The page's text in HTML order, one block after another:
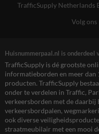
TrafficSupply Netherlands
Volg ons
Huisnummerpaal.nl is onderdeel
TrafficSupply is dé grootste
informatieborden en meer dan
producten. TrafficSupply
onder te verdelen in Traffic,
verkeersborden met de daarbij
verkeersbordpalen,
ook diverse
straatmeubilair met een mooi